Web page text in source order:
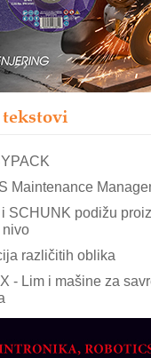
ispitivanje
elektranama i
na gradilištu-
i odgovornog
pretvarača sa tečnim
Maintenance
i SCHUNK podižu
nivo
različitih oblika
- Lim i mašine za